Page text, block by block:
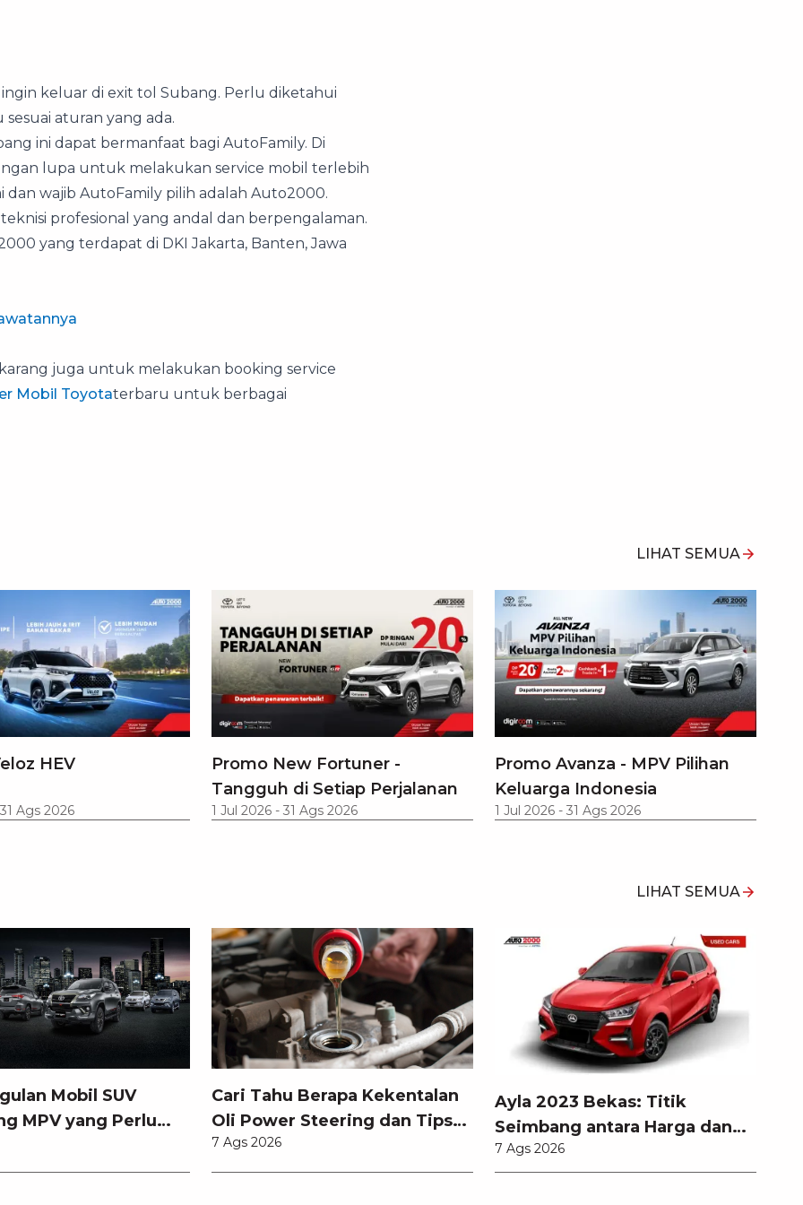
keluar di exit tol Subang. Perlu diketahui
aturan yang ada.
ini dapat bermanfaat bagi AutoFamily. Di
lupa untuk melakukan service mobil terlebih
wajib AutoFamily pilih adalah Auto2000.
profesional yang andal dan berpengalaman.
yang terdapat di DKI Jakarta, Banten, Jawa
juga untuk melakukan booking service
Mobil Toyotaterbaru untuk berbagai
LIHAT SEMUA
HEV
31 Ags 2026
Promo New Fortuner -
Tangguh di Setiap Perjalanan
1 Jul 2026 - 31 Ags 2026
Promo Avanza - MPV Pilihan
Keluarga Indonesia
1 Jul 2026 - 31 Ags 2026
LIHAT SEMUA
Mobil SUV
MPV yang Perlu
Cari Tahu Berapa Kekentalan
Oli Power Steering dan Tips
Memilihnya
7 Ags 2026
Ayla 2023 Bekas: Titik
Seimbang antara Harga dan
Pembaruan Teknologi
7 Ags 2026